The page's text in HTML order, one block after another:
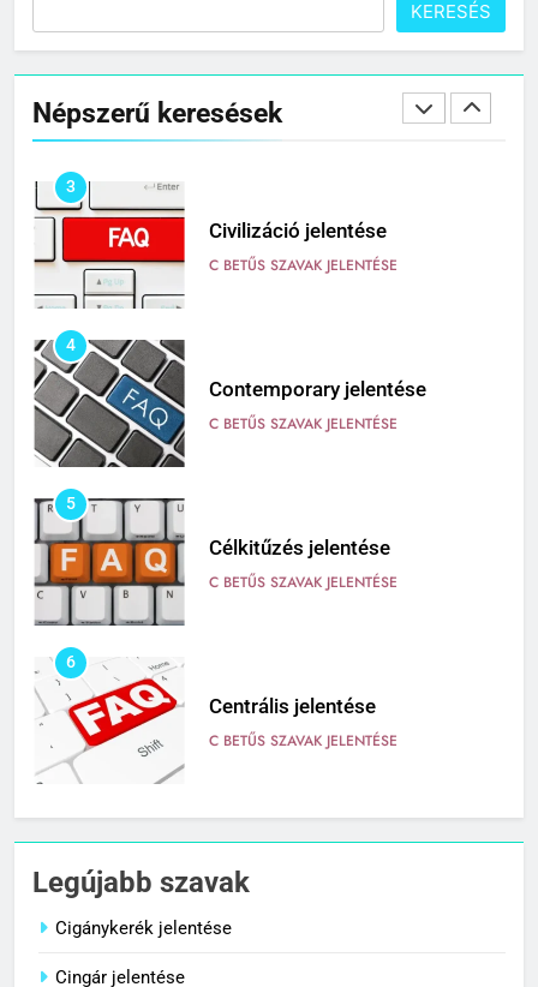
KERESÉS
Népszerű keresések
2
Cingár jelentése
C BETŰS SZAVAK JELENTÉSE
3
Civilizáció jelentése
C BETŰS SZAVAK JELENTÉSE
4
Contemporary jelentése
C BETŰS SZAVAK JELENTÉSE
5
Célkitűzés jelentése
C BETŰS SZAVAK JELENTÉSE
6
Centrális jelentése
C BETŰS SZAVAK JELENTÉSE
7
Céltudatos jelentése
8
Legújabb szavak
Cigánykerék jelentése
Cingár jelentése